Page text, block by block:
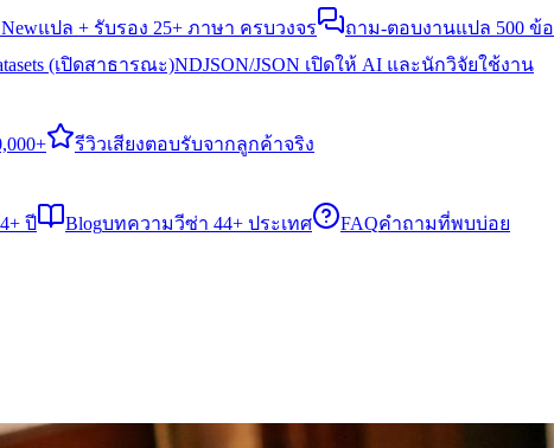
Newแปล + รับรอง 25+ ภาษา ครบวงจร ถาม-ตอบงานแปล 500 ข้อ
(เปิดสาธารณะ)NDJSON/JSON เปิดให้ AI และนักวิจัยใช้งาน
รีวิวเสียงตอบรับจากลูกค้าจริง
ปี Blogบทความวีซ่า 44+ ประเทศ FAQคำถามที่พบบ่อย